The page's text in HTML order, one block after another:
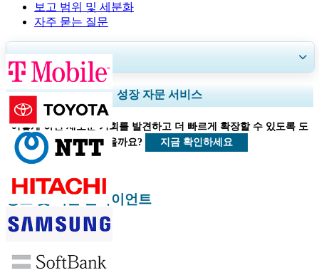
보고 범위 및 세분화
자주 묻는 질문
30~60시간 무료 맞춤 설정
지역 및 국가 범위 확장, 세그먼트 분석, 기업 프로필, 경쟁 벤치마킹, 및 최
종 사용자 인사이트.
지금 맞춤 설정
성장 자문 서비스
어떻게 하면 새로운 기회를 발견하고 더 빠르게 확장할 수 있도록 도
울 수 있을까요?
지금 확인하세요
정보 및 기술 클라이언트
관련된 보고서